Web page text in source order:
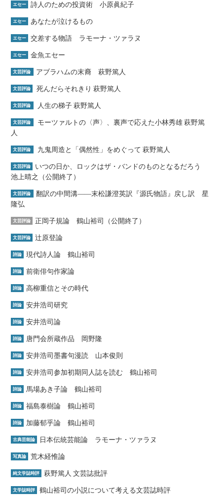
エセー 詩人のための投資術 小原眞紀子
エセー あなたが泣けるもの
エセー 交差する物語 ラモーナ・ツァラヌ
エセー 金魚エセー
文芸評論 アブラハムの末裔 萩野篤人
文芸評論 死んだらそれきり 萩野篤人
文芸評論 人生の梯子 萩野篤人
文芸評論
モーツァルトの〈声〉、裏声で応えた小林秀雄 萩野篤
人
文芸評論 九鬼周造と「偶然性」をめぐって 萩野篤人
文芸評論
いつの日か、ロックはザ・バンドのものとなるだろう
池上晴之（公開終了）
文芸評論
翻訳の中間溝――末松謙澄英訳『源氏物語』戻し訳 星
隆弘
文芸評論 正岡子規論 鶴山裕司（公開終了）
文芸評論 辻原登論
詩論 現代詩人論 鶴山裕司
詩論 前衛俳句作家論
詩論 高柳重信とその時代
詩論 安井浩司研究
詩論 安井浩司論
詩論 唐門会所蔵作品 岡野隆
詩論 安井浩司墨書句漫読 山本俊則
詩論 安井浩司参加初期同人誌を読む 鶴山裕司
詩論 馬場あき子論 鶴山裕司
詩論 福島泰樹論 鶴山裕司
詩論 加藤郁乎論 鶴山裕司
古典芸能論 日本伝統芸能論 ラモーナ・ツァラヌ
写真論 荒木経惟論
純文学誌時評 萩野篤人 文芸誌批評
文学誌時評 鶴山裕司の小説について考える文芸誌時評